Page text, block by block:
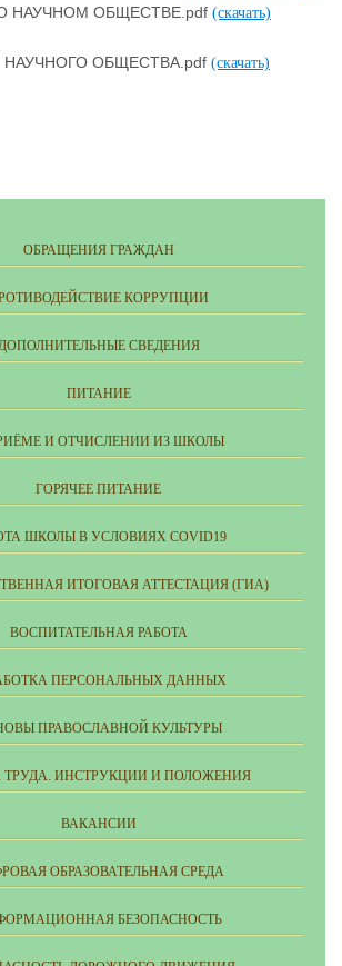
НАУЧНОМ ОБЩЕСТВЕ.pdf (скачать)
ОБЩЕСТВА.pdf (скачать)
ОБРАЩЕНИЯ ГРАЖДАН
КОРРУПЦИИ
ДОПОЛНИТЕЛЬНЫЕ СВЕДЕНИЯ
ПИТАНИЕ
И ОТЧИСЛЕНИИ ИЗ ШКОЛЫ
ГОРЯЧЕЕ ПИТАНИЕ
ШКОЛЫ В УСЛОВИЯХ COVID19
ИТОГОВАЯ АТТЕСТАЦИЯ (ГИА)
ВОСПИТАТЕЛЬНАЯ РАБОТА
ПЕРСОНАЛЬНЫХ ДАННЫХ
ПРАВОСЛАВНОЙ КУЛЬТУРЫ
ТРУДА. ИНСТРУКЦИИ И ПОЛОЖЕНИЯ
ВАКАНСИИ
ОБРАЗОВАТЕЛЬНАЯ СРЕДА
БЕЗОПАСНОСТЬ